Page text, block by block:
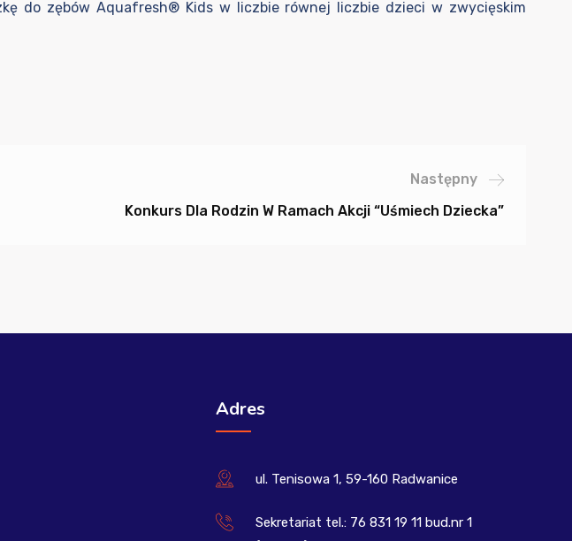
do zębów Aquafresh® Kids w liczbie równej liczbie dzieci w zwycięskim
Następny
Konkurs Dla Rodzin W Ramach Akcji “Uśmiech Dziecka”
Adres
ul. Tenisowa 1, 59-160 Radwanice
Sekretariat tel.: 76 831 19 11 bud.nr 1